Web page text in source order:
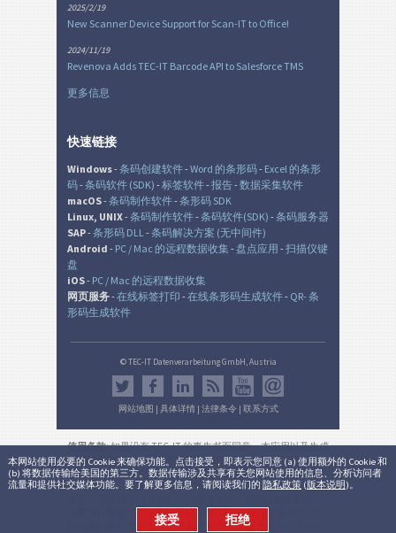
本网站使用必要的 Cookie 来确保功能。点击接受，即表示您同意 (a) 使用额外的 Cookie 和
(b) 将数据传输给美国的第三方。数据传输涉及共享有关您网站使用的信息、分析访问者
流量和提供社交媒体功能。要了解更多信息，请阅读我们的 隐私政策 (版本说明)。
接受 拒绝
2025/2/19
New Scanner Device Support for Scan-IT to Office!
2024/11/19
Revenova Adds TEC-IT Barcode API to Salesforce TMS
更多信息
快速链接
Windows-条码创建软件-Word 的条形码- Excel 的条形
码-条码软件 (SDK) -标签软件-报告-数据采集软件
macOS-条码制作软件-条形码 SDK
Linux, UNIX-条码制作软件-条码软件(SDK) -条码服务器
SAP-条形码 DLL-条码解决方案 (无中间件)
Android - PC / Mac 的远程数据收集- 盘点应用 -扫描仪键
盘
iOS- PC / Mac 的远程数据收集
网页服务-在线标签打印 -在线条形码生成软件- QR- 条
形码生成软件
© TEC-IT Datenverarbeitung GmbH, Austria
网站地图 | 具体详情| 法律条令| 联系方式
使用条款: 如果没有 TEC-IT 的事先书面同意，本应用以及生成
的输出是在非生产环境中的非商业的评估目的而设。 使用只
允许用于法律目的，并根据该有效的国家或国际法规。 本服
务的功能性，正确性和/或不间断可用性或所产生的结果不能
无需另行通知（不适用于有效订阅)。 商业用途仅是 TEC-IT
的书面批准后允许的。法律条件和隐私。版本: